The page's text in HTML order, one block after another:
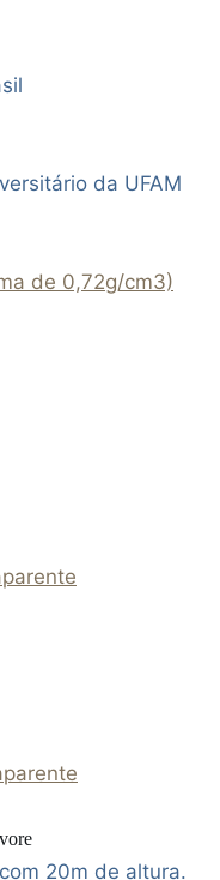
da UFAM
de 0,72g/cm3)
20m de altura.